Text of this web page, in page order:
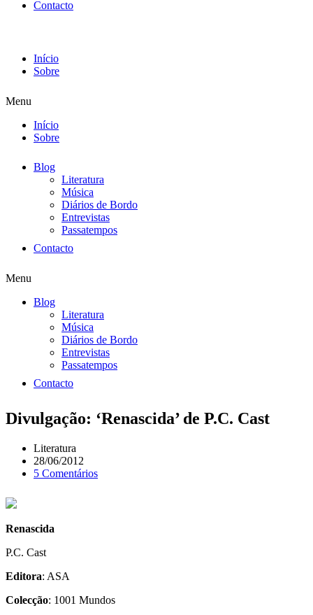
Contacto
Início
Sobre
Menu
Início
Sobre
Blog
Literatura
Música
Diários de Bordo
Entrevistas
Passatempos
Contacto
Menu
Blog
Literatura
Música
Diários de Bordo
Entrevistas
Passatempos
Contacto
Divulgação: ‘Renascida’ de P.C. Cast
Literatura
28/06/2012
5 Comentários
Renascida
P.C. Cast
Editora: ASA
Colecção: 1001 Mundos